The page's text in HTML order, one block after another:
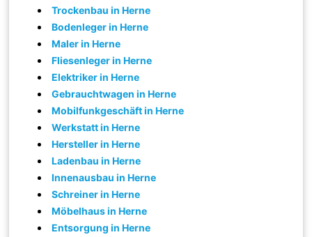
Trockenbau in Herne
Bodenleger in Herne
Maler in Herne
Fliesenleger in Herne
Elektriker in Herne
Gebrauchtwagen in Herne
Mobilfunkgeschäft in Herne
Werkstatt in Herne
Hersteller in Herne
Ladenbau in Herne
Innenausbau in Herne
Schreiner in Herne
Möbelhaus in Herne
Entsorgung in Herne